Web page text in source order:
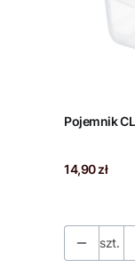
Cena
14,90 zł
szt.